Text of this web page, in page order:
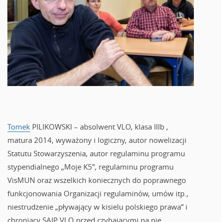
Tomek PILIKOWSKI – absolwent VLO, klasa IIIb ,
matura 2014, wyważony i logiczny, autor nowelizacji
Statutu Stowarzyszenia, autor regulaminu programu
stypendialnego „Moje K5”, regulaminu programu
VisMUN oraz wszelkich koniecznych do poprawnego
funkcjonowania Organizacji regulaminów, umów itp.,
niestrudzenie „pływający w kisielu polskiego prawa” i
chroniący SAIP VLO przed czyhającymi na nie